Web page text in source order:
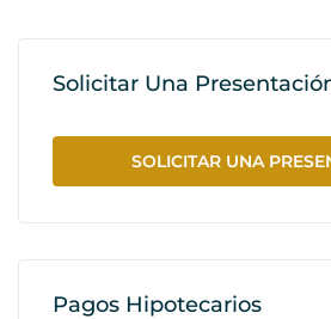
Solicitar Una
SOLICITAR UNA
Pagos Hipotecarios